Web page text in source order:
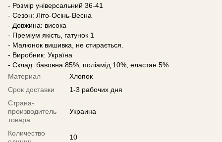
- Розмір універсальний 36-41
- Сезон: Літо-Осінь-Весна
- Довжина: висока
- Преміум якість, гатунок 1
- Малюнок вишивка, не стирається.
- Виробник: Україна
- Склад: бавовна 85%, поліамід 10%, еластан 5%
Материал
Хлопок
Срок доставки
1-3 рабочих дня
Страна-
производитель
товара
Украина
Количество
10